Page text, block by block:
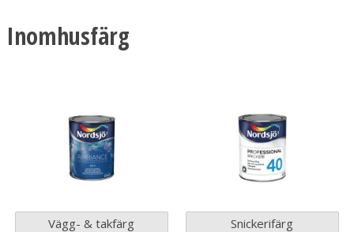
Inomhusfärg
Vägg- & takfärg Snickerifärg